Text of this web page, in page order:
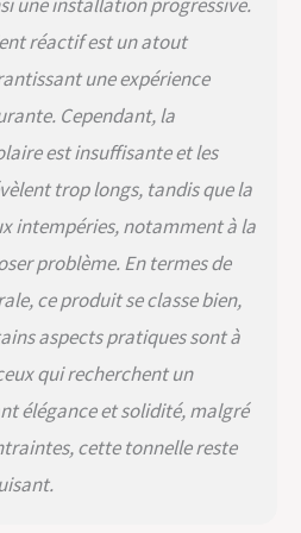
de montage est
d'environ 3 heures
avec 2 pers.
en aluminium,
plaques en
parois latérales avec
des anneaux de
métalliques pour la
fixation au sol, outils
de montage
réactif est un atout
une expérience
Cependant, la
est insuffisante et les
trop longs, tandis que la
intempéries, notamment à la
problème. En termes de
ce produit se classe bien,
aspects pratiques sont à
qui recherchent un
élégance et solidité, malgré
cette tonnelle reste